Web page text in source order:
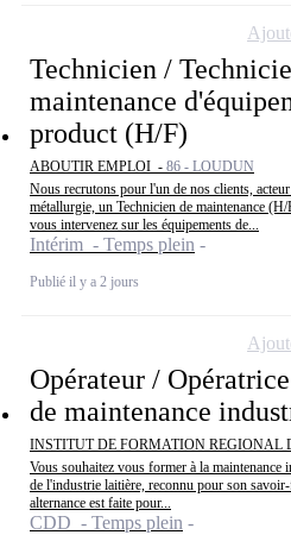
Technicien /
maintenance
product (H/F)
ABOUTIR EMPLOI - 86 - LOUDUN
Nous recrutons pour l'un de nos clients,
métallurgie, un Technicien de maintenance
vous intervenez sur les équipements de...
Intérim - Temps plein
Publié il y a 2 jours
Opérateur /
de maintenance
INSTITUT DE FORMATION REGIONAL
Vous souhaitez vous former à la maintenance
de l'industrie laitière, reconnu pour son
alternance est faite pour...
CDD - Temps plein